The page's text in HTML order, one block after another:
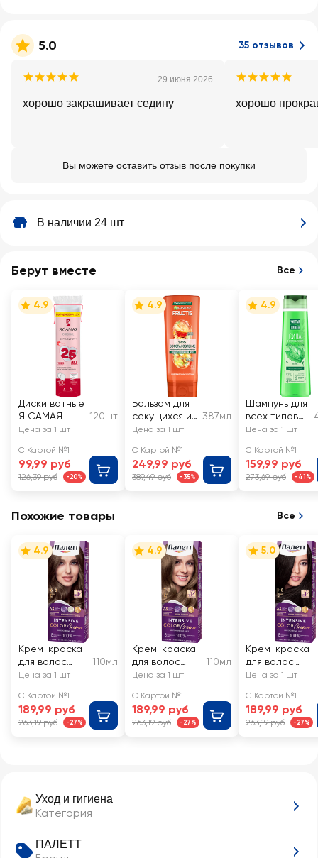
5.0 35 отзывов
29 июня 2026
хорошо закрашивает седину хорошо
Вы можете оставить отзыв после покупки
В наличии 24 шт
Уход и гигиена
Категория
ПАЛЕТТ
Берут вместе Все
4.9
Диски ватные
Я САМАЯ
120шт
Цена за 1 шт
С Картой №1
99,99 руб
126,39 руб -20%
4.9
Бальзам для
секущихся и
очень
х волос
FRUCTIS SOS
Восстановле
387мл
Цена за 1 шт
С Картой №1
249,99 руб
389,49 руб -35%
4.9
Шампунь для
всех типов
волос
ЛИНИЯ
Крапива, на
отваре
Цена за 1 шт
С Картой №1
159,99 руб
273,69 руб -41%
Похожие товары Все
4.9
Крем-краска
для волос
ПАЛЕТТ
цвет 6–0 (N5)
Темно-русый
110мл
Цена за 1 шт
С Картой №1
189,99 руб
263,19 руб -27%
4.9
Крем-краска
для волос
ПАЛЕТТ
цвет 7–0
Средне-
русый
110мл
Цена за 1 шт
С Картой №1
189,99 руб
263,19 руб -27%
5.0
Крем-краска
для волос
ПАЛЕТТ
цвет 1–0 (N1)
Черный
Цена за 1 шт
С Картой №1
189,99 руб
263,19 руб -27%